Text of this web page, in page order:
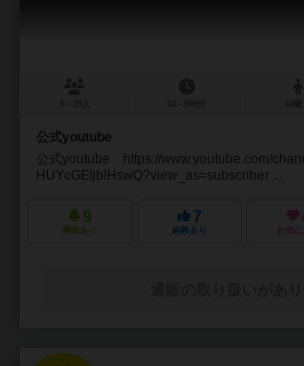
公式youtube
公式youtube https://www.youtube.com/
HUYcGEljblHswQ?view_as=subscriber ...
9
興味あり
7
経験あり お気に